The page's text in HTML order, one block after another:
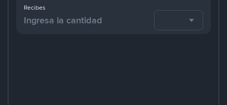
Recibes